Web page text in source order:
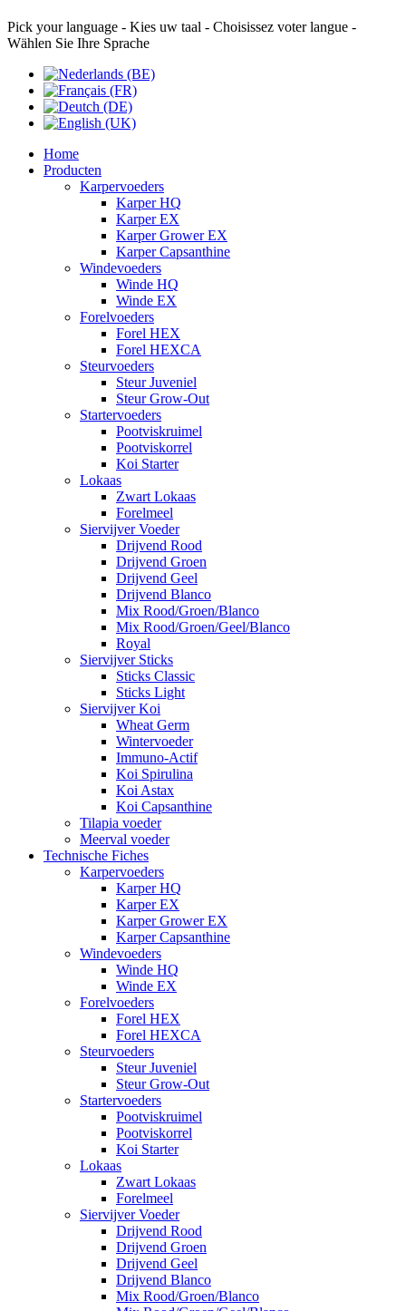
Pick your language - Kies uw taal - Choisissez voter langue -
Wählen Sie Ihre Sprache
Home
Producten
Karpervoeders
Karper HQ
Karper EX
Karper Grower EX
Karper Capsanthine
Windevoeders
Winde HQ
Winde EX
Forelvoeders
Forel HEX
Forel HEXCA
Steurvoeders
Steur Juveniel
Steur Grow-Out
Startervoeders
Pootviskruimel
Pootviskorrel
Koi Starter
Lokaas
Zwart Lokaas
Forelmeel
Siervijver Voeder
Drijvend Rood
Drijvend Groen
Drijvend Geel
Drijvend Blanco
Mix Rood/Groen/Blanco
Mix Rood/Groen/Geel/Blanco
Royal
Siervijver Sticks
Sticks Classic
Sticks Light
Siervijver Koi
Wheat Germ
Wintervoeder
Immuno-Actif
Koi Spirulina
Koi Astax
Koi Capsanthine
Tilapia voeder
Meerval voeder
Technische Fiches
Karpervoeders
Karper HQ
Karper EX
Karper Grower EX
Karper Capsanthine
Windevoeders
Winde HQ
Winde EX
Forelvoeders
Forel HEX
Forel HEXCA
Steurvoeders
Steur Juveniel
Steur Grow-Out
Startervoeders
Pootviskruimel
Pootviskorrel
Koi Starter
Lokaas
Zwart Lokaas
Forelmeel
Siervijver Voeder
Drijvend Rood
Drijvend Groen
Drijvend Geel
Drijvend Blanco
Mix Rood/Groen/Blanco